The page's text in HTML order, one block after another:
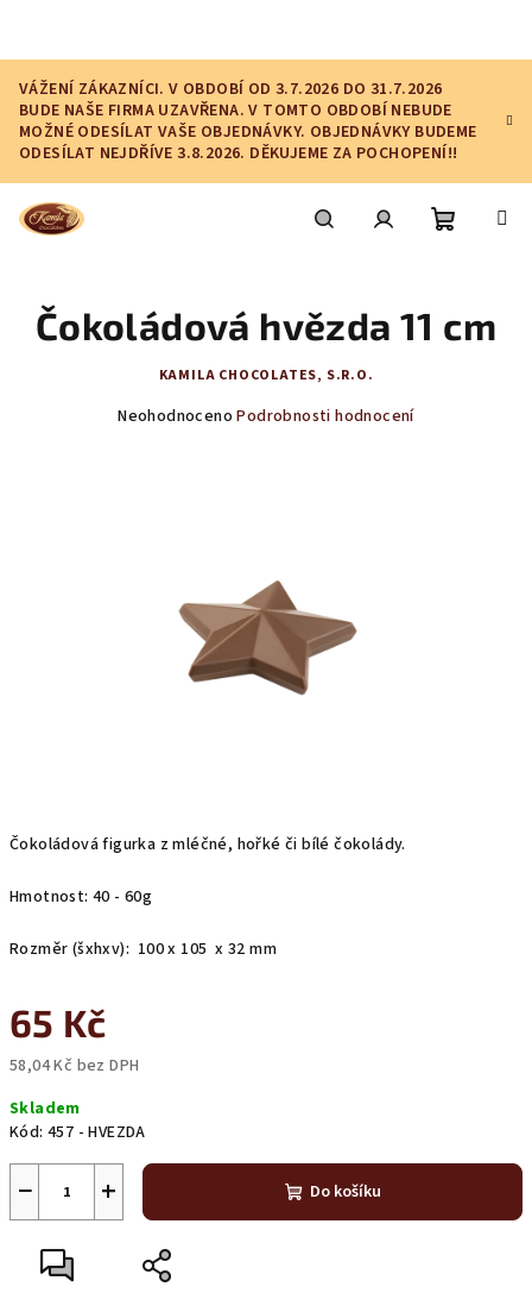
obsah
VÁŽENÍ ZÁKAZNÍCI. V OBDOBÍ OD 3.7.2026 DO 31.7.2026
BUDE NAŠE FIRMA UZAVŘENA. V TOMTO OBDOBÍ NEBUDE
MOŽNÉ ODESÍLAT VAŠE OBJEDNÁVKY. OBJEDNÁVKY BUDEME
ODESÍLAT NEJDŘÍVE 3.8.2026. DĚKUJEME ZA POCHOPENÍ!!
košík
Čokoládová figurka z mléčné, hořké či bílé čokolády.
Hmotnost: 40 - 60g
Rozměr (šxhxv): 100 x 105 x 32 mm
65 Kč
58,04 Kč bez DPH
cena:
Skladem
Kód: 457 - HVEZDA
+
− Do košíku
Čokoládová hvězda 11 cm
KAMILA CHOCOLATES, S.R.O.
Průměrné
Neohodnoceno Podrobnosti hodnocení